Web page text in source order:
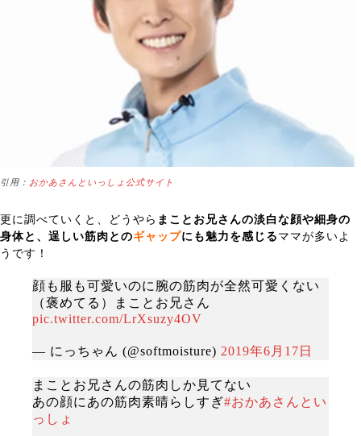
引用： おかあさんといっしょ公式サイト
更に調べていくと、どうやら まことお兄さんの淡白な顔や細身の
身体と、逞しい筋肉とのギャップにも魅力を感じるママが多いよ
うです！
顔も服も可愛いのに腕の筋肉が全然可愛くない
（褒めてる）まことお兄さん
pic.twitter.com/LrXsuzy4OV
— にっちゃん (@softmoisture) 2019年6月17日
まことお兄さんの筋肉しか見てない
あの顔にあの筋肉素晴らしすぎ#おかあさんとい
っしょ